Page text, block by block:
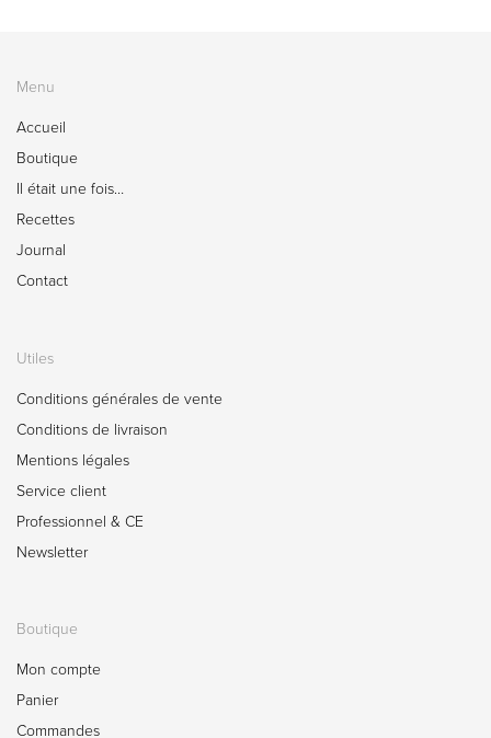
Menu
Accueil
Boutique
Il était une fois…
Recettes
Journal
Contact
Utiles
Conditions générales de vente
Conditions de livraison
Mentions légales
Service client
Professionnel & CE
Newsletter
Boutique
Mon compte
Panier
Commandes